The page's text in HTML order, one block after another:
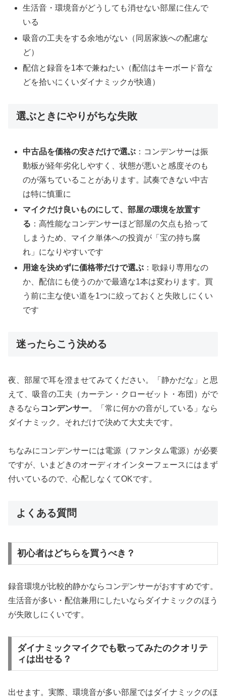
生活音・環境音がどうしても消せない部屋に住んで
いる
吸音の工夫をする余地がない（同居家族への配慮な
ど）
配信と録音を1本で兼ねたい（配信はキーボード音な
どを拾いにくいダイナミックが快適）
選ぶときにやりがちな失敗
中古品を価格の安さだけで選ぶ ：コンデンサーは振
動板が経年劣化しやすく、状態が悪いと感度そのも
のが落ちていることがあります。試奏できない中古
は特に慎重に
マイクだけ良いものにして、部屋の環境を放置す
る ：高性能なコンデンサーほど部屋の欠点も拾って
しまうため、マイク単体への投資が「宝の持ち腐
れ」になりやすいです
用途を決めずに価格帯だけで選ぶ ：歌録り専用なの
か、配信にも使うのかで最適な1本は変わります。買
う前に主な使い道を1つに絞っておくと失敗しにくい
です
迷ったらこう決める
夜、部屋で耳を澄ませてみてください。「静かだな」と思
えて、吸音の工夫（カーテン・クローゼット・布団）がで
きるなら コンデンサー。「常に何かの音がしている」なら
ダイナミック。それだけで決めて大丈夫です。
ちなみにコンデンサーには電源（ファンタム電源）が必要
ですが、いまどきのオーディオインターフェースにはまず
付いているので、心配しなくてOKです。
よくある質問
初心者はどちらを買うべき？
録音環境が比較的静かならコンデンサーがおすすめです。
生活音が多い・配信兼用にしたいならダイナミックのほう
が失敗しにくいです。
ダイナミックマイクでも歌ってみたのクオリテ
ィは出せる？
出せます。実際、環境音が多い部屋ではダイナミックのほ